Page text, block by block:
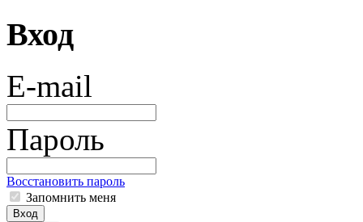
Вход
E-mail
Пароль
Восстановить пароль
Запомнить меня
Вход